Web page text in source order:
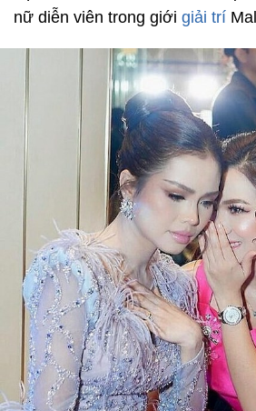
nữ diễn viên trong giới giải trí